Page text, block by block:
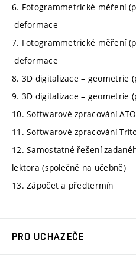
6. Fotogrammetrické měření
deformace
7. Fotogrammetrické měření
deformace
8. 3D digitalizace – geometrie
9. 3D digitalizace – geometrie
10. Softwarové zpracování
11. Softwarové zpracování
12. Samostatné řešení
lektora (společně na učebně)
13. Zápočet a předtermín
PRO UCHAZEČE